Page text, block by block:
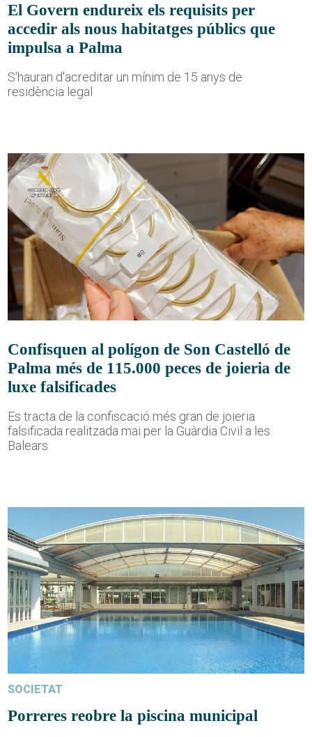
El Govern endureix els requisits per
accedir als nous habitatges públics que
impulsa a Palma
S'hauran d'acreditar un mínim de 15 anys de
residència legal
Confisquen al polígon de Son Castelló de
Palma més de 115.000 peces de joieria de
luxe falsificades
Es tracta de la confiscació més gran de joieria
falsificada realitzada mai per la Guàrdia Civil a les
Balears
SOCIETAT
Porreres reobre la piscina municipal